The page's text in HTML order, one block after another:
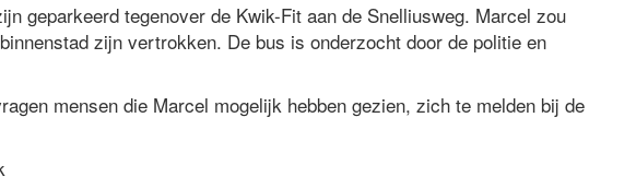
geparkeerd tegenover de Kwik-Fit aan de Snelliusweg. Marcel zou
zijn vertrokken. De bus is onderzocht door de politie en
mensen die Marcel mogelijk hebben gezien, zich te melden bij de